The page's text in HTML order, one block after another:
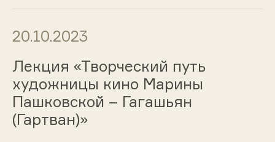
20.10.2023
Лекция «Творческий путь
художницы кино Марины
Пашковской – Гагашьян
(Гартван)»